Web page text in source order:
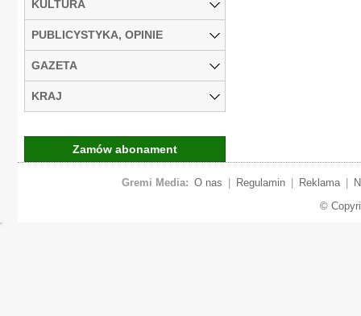
KULTURA
PUBLICYSTYKA, OPINIE
GAZETA
KRAJ
Zamów abonament
Gremi Media: O nas Regulamin Reklama
©